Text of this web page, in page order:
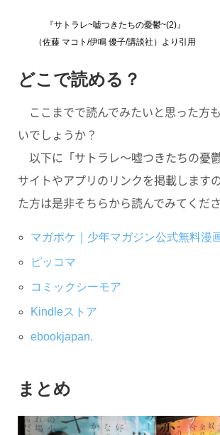
『サトラレ~嘘つきたちの憂鬱~(2)』
（佐藤 マコト/伊鳴 優子/講談社）より引用
どこで読める？
ここまでで読んでみたいと思った方
いでしょうか？
以下に「サトラレ～嘘つきたちの憂
サイトやアプリのリンクを掲載します
た方は是非そちらから読んでみてくだ
マガポケ｜少年マガジン公式無料漫
ピッコマ
コミックシーモア
Kindleストア
ebookjapan.
まとめ